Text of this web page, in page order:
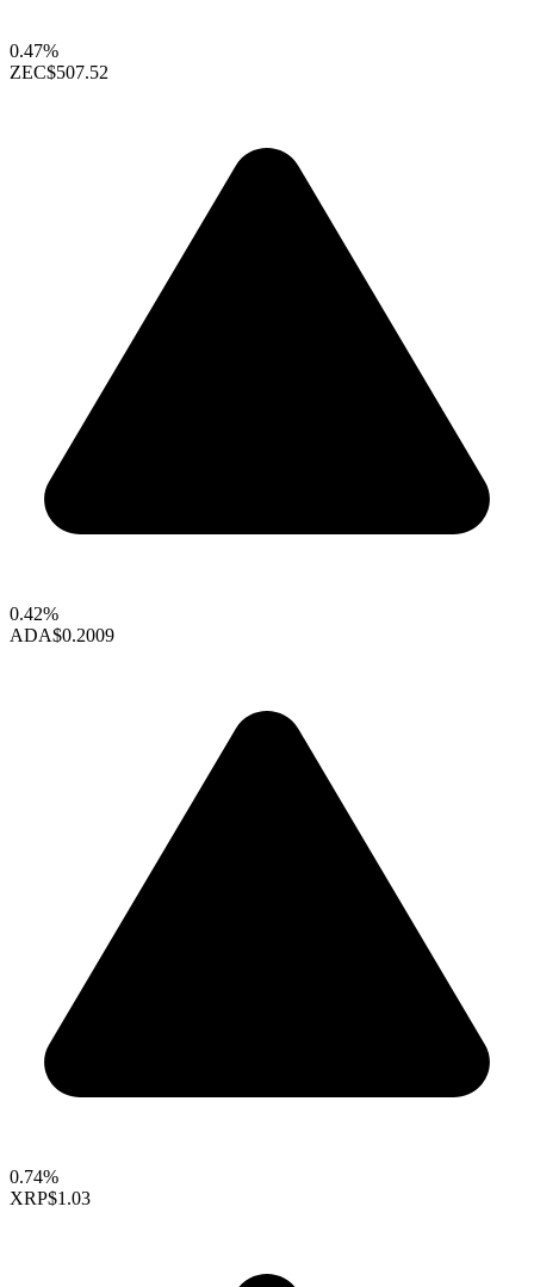
0.47%
ZEC$507.52
0.42%
ADA$0.2009
0.74%
XRP$1.03